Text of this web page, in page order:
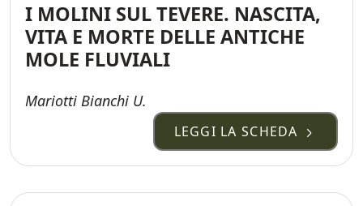
I MOLINI SUL TEVERE. NASCITA,
VITA E MORTE DELLE ANTICHE
MOLE FLUVIALI
Mariotti Bianchi U.
LEGGI LA SCHEDA